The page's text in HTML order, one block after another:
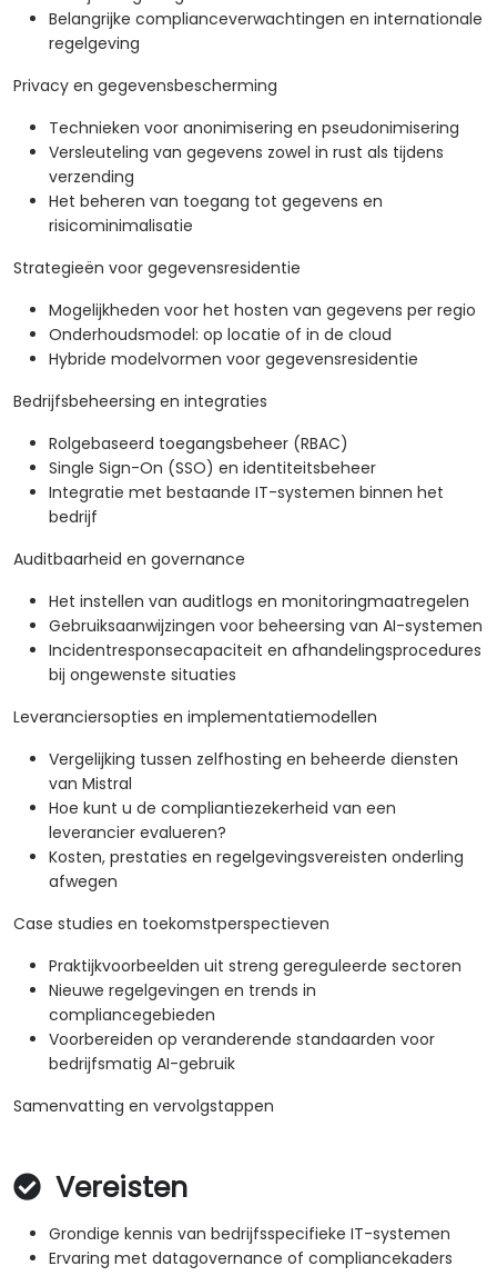
Belangrijke complianceverwachtingen en internationale
regelgeving
Privacy en gegevensbescherming
Technieken voor anonimisering en pseudonimisering
Versleuteling van gegevens zowel in rust als tijdens
verzending
Het beheren van toegang tot gegevens en
risicominimalisatie
Strategieën voor gegevensresidentie
Mogelijkheden voor het hosten van gegevens per regio
Onderhoudsmodel: op locatie of in de cloud
Hybride modelvormen voor gegevensresidentie
Bedrijfsbeheersing en integraties
Rolgebaseerd toegangsbeheer (RBAC)
Single Sign-On (SSO) en identiteitsbeheer
Integratie met bestaande IT-systemen binnen het
bedrijf
Auditbaarheid en governance
Het instellen van auditlogs en monitoringmaatregelen
Gebruiksaanwijzingen voor beheersing van AI-systemen
Incidentresponsecapaciteit en afhandelingsprocedures
bij ongewenste situaties
Leveranciersopties en implementatiemodellen
Vergelijking tussen zelfhosting en beheerde diensten
van Mistral
Hoe kunt u de compliantiezekerheid van een
leverancier evalueren?
Kosten, prestaties en regelgevingsvereisten onderling
afwegen
Case studies en toekomstperspectieven
Praktijkvoorbeelden uit streng gereguleerde sectoren
Nieuwe regelgevingen en trends in
compliancegebieden
Voorbereiden op veranderende standaarden voor
bedrijfsmatig AI-gebruik
Samenvatting en vervolgstappen
Vereisten
Grondige kennis van bedrijfsspecifieke IT-systemen
Ervaring met datagovernance of compliancekaders